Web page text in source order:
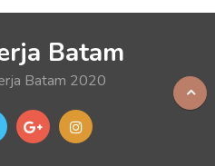
Batam
Batam 2020